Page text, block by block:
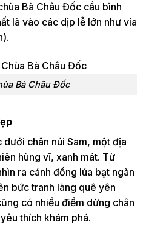
Bà Châu Đốc cầu bình
là vào các dịp lễ lớn như vía
Bà Châu Đốc
chân núi Sam, một địa
hùng vĩ, xanh mát. Từ
ra cánh đồng lúa bạt ngàn
bức tranh làng quê yên
có nhiều điểm dừng chân
thích khám phá.